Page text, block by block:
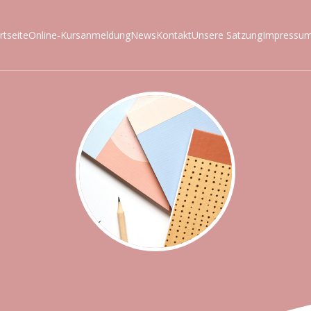
Online-KursanmeldungNewsKontaktUnsere Satzung